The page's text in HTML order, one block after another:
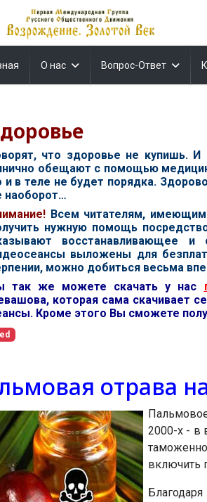
О нас Вопрос-Ответ
что здоровье не купишь.
обещают с помощью
и в теле не будет порядка.
наоборот…
Всем читателям,
нужную помощь
восстанавливающее и
выложены для
можно добиться весьма
так же можете скачать у нас
которая сама скачивает
Кроме этого Вы сможете
отрава
2000-х - в
включить